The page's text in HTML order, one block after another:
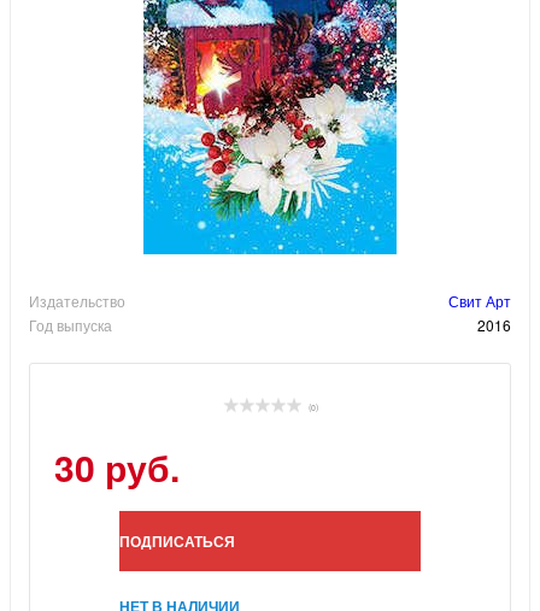
Издательство
Свит Арт
Год выпуска
2016
(0)
30 руб.
ПОДПИСАТЬСЯ
НЕТ В НАЛИЧИИ